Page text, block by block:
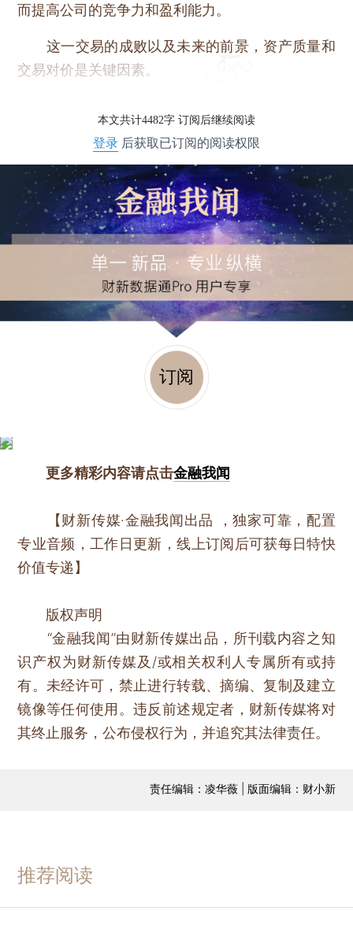
而提高公司的竞争力和盈利能力。
这一交易的成败以及未来的前景，资产质量和
交易对价是关键因素。
本文共计4482字 订阅后继续阅读
登录 后获取已订阅的阅读权限
订阅
更多精彩内容请点击金融我闻
【财新传媒·金融我闻出品 ，独家可靠，配置
专业音频，工作日更新，线上订阅后可获每日特快
价值专递】
版权声明
“金融我闻”由财新传媒出品，所刊载内容之知
识产权为财新传媒及/或相关权利人专属所有或持
有。未经许可，禁止进行转载、摘编、复制及建立
镜像等任何使用。违反前述规定者，财新传媒将对
其终止服务，公布侵权行为，并追究其法律责任。
责任编辑：凌华薇 | 版面编辑：财小新
推荐阅读